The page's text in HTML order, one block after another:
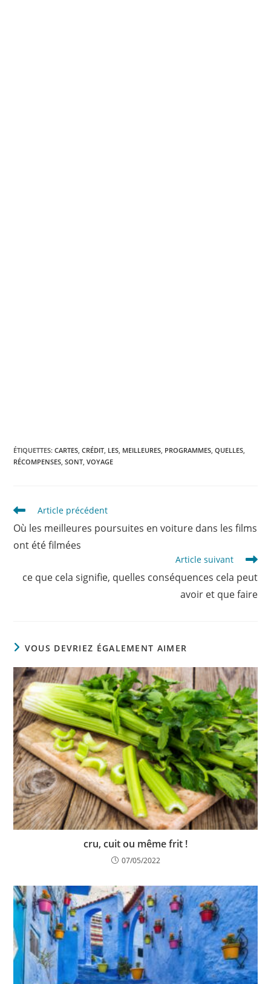
ÉTIQUETTES:CARTES CRÉDIT LES MEILLEURES PROGRAMMES QUELLES
RÉCOMPENSES SONT VOYAGE
Read
articles
Article précédent
Où les meilleures poursuites en voiture dans les films
ont été filmées
Article suivant
ce que cela signifie, quelles conséquences cela peut
avoir et que faire
VOUS DEVRIEZ ÉGALEMENT AIMER
cru, cuit ou même frit !
07/05/2022